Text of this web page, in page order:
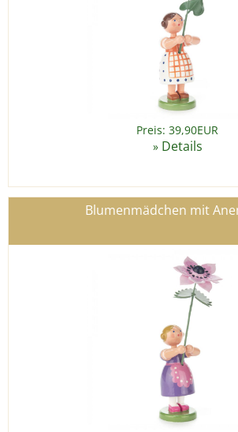
Preis: 39,90EUR
» Details
Blumenmädchen mit